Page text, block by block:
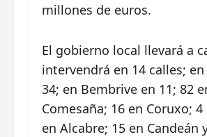
millones de euros.
El gobierno local llevará a
intervendrá en 14 calles;
34; en Bembrive en 11; 82
Comesaña; 16 en Coruxo;
en Alcabre; 15 en Candeán